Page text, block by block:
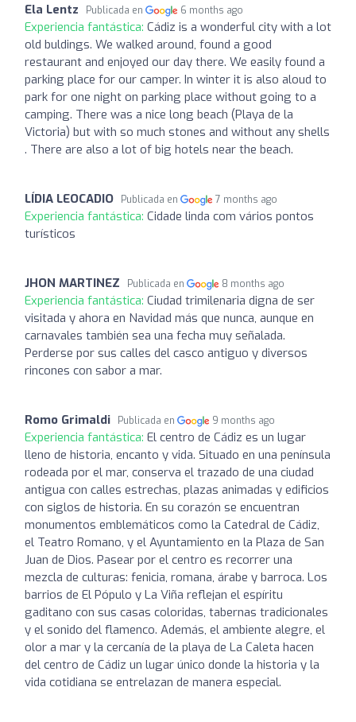
Ela Lentz Publicada en 6 months ago
Experiencia fantástica: Cádiz is a wonderful city with a lot
old buldings. We walked around, found a good
restaurant and enjoyed our day there. We easily found a
parking place for our camper. In winter it is also aloud to
park for one night on parking place without going to a
camping. There was a nice long beach (Playa de la
Victoria) but with so much stones and without any shells
. There are also a lot of big hotels near the beach.
LÍDIA LEOCADIO Publicada en 7 months ago
Experiencia fantástica: Cidade linda com vários pontos
turísticos
JHON MARTINEZ Publicada en 8 months ago
Experiencia fantástica: Ciudad trimilenaria digna de ser
visitada y ahora en Navidad más que nunca, aunque en
carnavales también sea una fecha muy señalada.
Perderse por sus calles del casco antiguo y diversos
rincones con sabor a mar.
Romo Grimaldi Publicada en 9 months ago
Experiencia fantástica: El centro de Cádiz es un lugar
lleno de historia, encanto y vida. Situado en una península
rodeada por el mar, conserva el trazado de una ciudad
antigua con calles estrechas, plazas animadas y edificios
con siglos de historia. En su corazón se encuentran
monumentos emblemáticos como la Catedral de Cádiz,
el Teatro Romano, y el Ayuntamiento en la Plaza de San
Juan de Dios. Pasear por el centro es recorrer una
mezcla de culturas: fenicia, romana, árabe y barroca. Los
barrios de El Pópulo y La Viña reflejan el espíritu
gaditano con sus casas coloridas, tabernas tradicionales
y el sonido del flamenco. Además, el ambiente alegre, el
olor a mar y la cercanía de la playa de La Caleta hacen
del centro de Cádiz un lugar único donde la historia y la
vida cotidiana se entrelazan de manera especial.